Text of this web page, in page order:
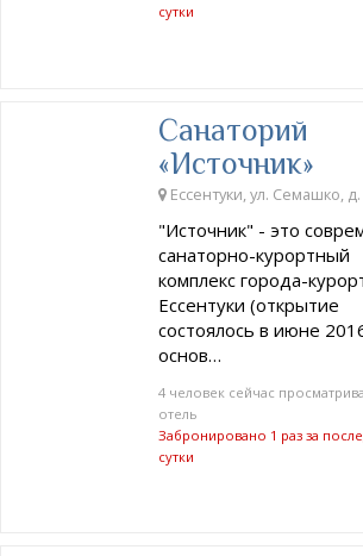
сутки
Санаторий
«Источник»
Ессентуки, ул. Семашко,
"Источник" - это
санаторно-курортный
комплекс города-
Ессентуки (открытие
состоялось в июне
основ…
4 человек сейчас
отель
Забронировано 1 раз за
сутки